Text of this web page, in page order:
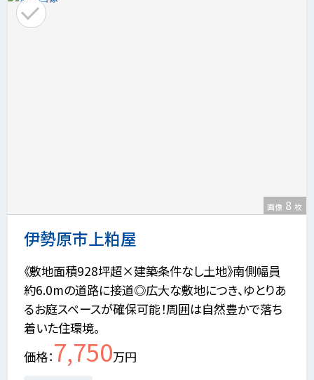
伊勢原市上粕屋
画像 8 枚
《敷地面積928坪超×建築条件なし土地》南側幅員
約6.0mの道路に接道◎広大な敷地につき、ゆとりあ
るお庭スペースが確保可能！周囲は自然豊かで落ち
着いた住環境。
価格 7,750万円